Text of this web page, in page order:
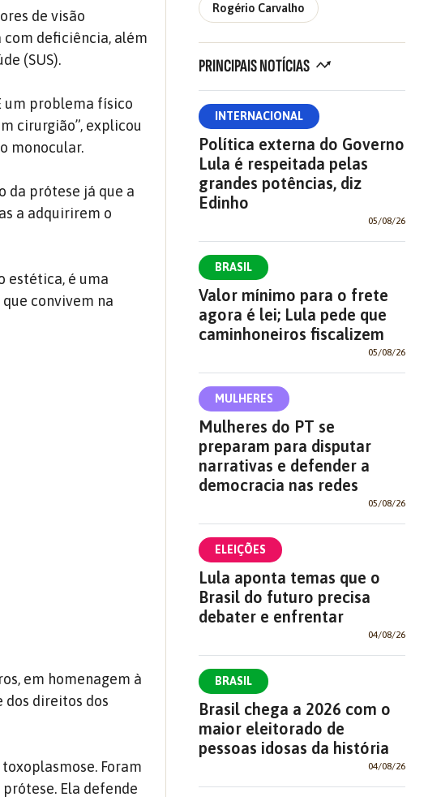
de visão
deficiência, além
(SUS).
um problema físico
cirurgião”, explicou
monocular.
da prótese já que a
a adquirirem o
estética, é uma
convivem na
em homenagem à
direitos dos
Foram
Ela defende
Rogério Carvalho
PRINCIPAIS NOTÍCIAS
INTERNACIONAL
Política externa do Governo
Lula é respeitada pelas
grandes potências, diz
Edinho
05/08/26
BRASIL
Valor mínimo para o frete
agora é lei; Lula pede que
caminhoneiros fiscalizem
05/08/26
MULHERES
Mulheres do PT se
preparam para disputar
narrativas e defender a
democracia nas redes
05/08/26
ELEIÇÕES
Lula aponta temas que o
Brasil do futuro precisa
debater e enfrentar
04/08/26
BRASIL
Brasil chega a 2026 com o
maior eleitorado de
pessoas idosas da história
04/08/26